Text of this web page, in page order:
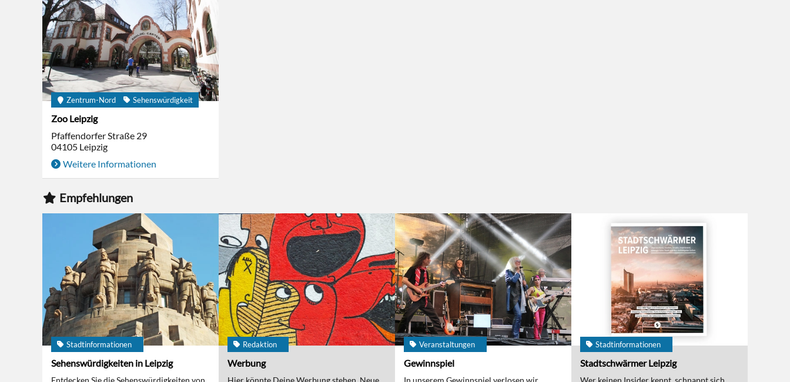
Zentrum-Nord Sehenswürdigkeit
Zoo Leipzig
Pfaffendorfer Straße 29
04105 Leipzig
Weitere Informationen
Empfehlungen
Stadtinformationen
Sehenswürdigkeiten in Leipzig
Entdecken Sie die Sehenswürdigkeiten von
Redaktion
Werbung
Hier könnte Deine Werbung stehen. Neue
Veranstaltungen
Gewinnspiel
In unserem Gewinnspiel verlosen wir
Stadtinformationen
Stadtschwärmer Leipzig
Wer keinen Insider kennt, schnappt sich